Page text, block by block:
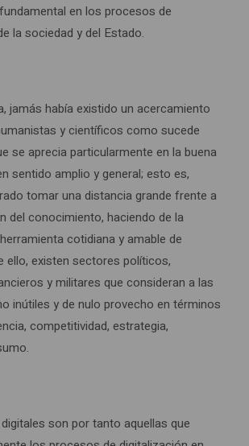
en los procesos de
la sociedad y del Estado.
jamás había existido un acercamiento
y científicos como sucede
se aprecia particularmente en la buena
sentido amplio y general; esto es,
tomar una distancia grande frente a
del conocimiento, haciendo de la
cotidiana y amable de
ello, existen sectores políticos,
y militares que consideran a las
inútiles y de nulo provecho en términos
competitividad, estrategia,
son por tanto aquellas que